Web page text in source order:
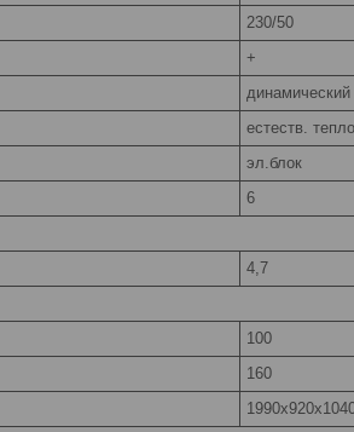
230/50
+
динамический
естеств.
эл.блок
6
4,7
100
160